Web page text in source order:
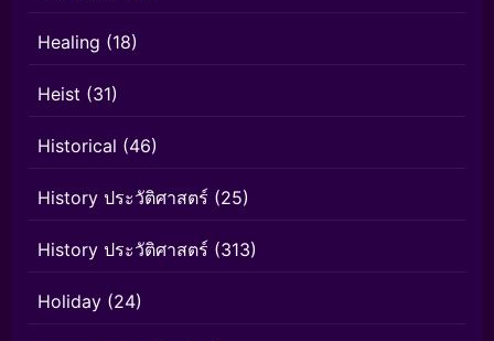
Healing (18)
Heist (31)
Historical (46)
History ประวัติศาสตร์ (25)
History ประวัติศาสตร์ (313)
Holiday (24)